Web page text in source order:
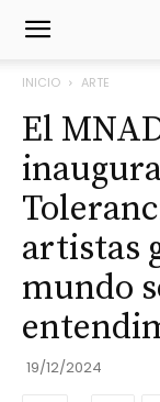
INICIO ARTE
El
artistas
mundo
19/12/2024